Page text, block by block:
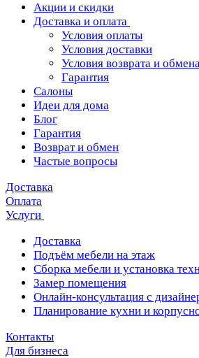
Акции и скидки
Доставка и оплата
Условия оплаты
Условия доставки
Условия возврата и
Гарантия
Салоны
Идеи для дома
Блог
Гарантия
Возврат и обмен
Частые вопросы
Доставка
Оплата
Услуги
Доставка
Подъём мебели на этаж
Сборка мебели и установка
Замер помещения
Онлайн-консультация с
Планирование кухни и
Контакты
Для бизнеса